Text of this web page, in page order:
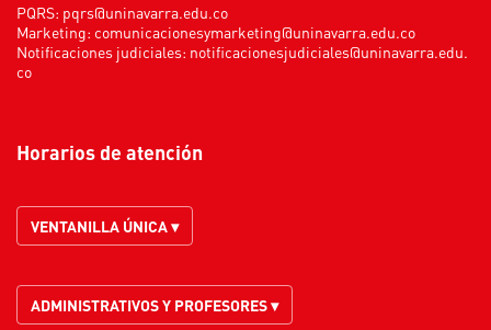
PQRS: pqrs@uninavarra.edu.co
Marketing: comunicacionesymarketing@uninavarra.edu.co
Notificaciones judiciales: notificacionesjudiciales@uninavarra.edu.
co
Horarios de atención
VENTANILLA ÚNICA ▾
ADMINISTRATIVOS Y PROFESORES ▾